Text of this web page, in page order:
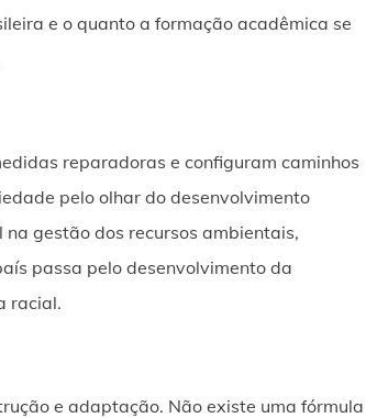
e o quanto a formação acadêmica se
reparadoras e configuram caminhos
pelo olhar do desenvolvimento
gestão dos recursos ambientais,
passa pelo desenvolvimento da
racial.
e adaptação. Não existe uma fórmula